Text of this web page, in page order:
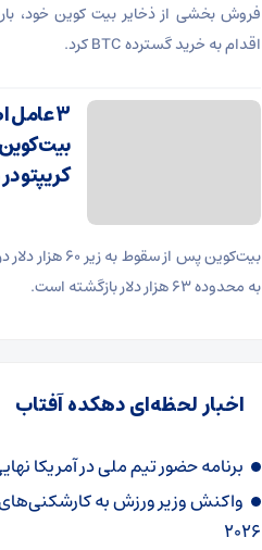
فروش بخشی از ذخایر بیت کوین خود، بار
اقدام به خرید گسترده BTC کرد.
۳
کریپتو
بیت‌کوین پس از
به محدوده ۶۳ هزار دلار بازگشته است.
اخبار لحظه‌ای دهکده آفتاب
برنامه حضور تیم ملی در آمریکا
واکنش وزیر ورزش به کارشکنی‌های
۲۰۲۶